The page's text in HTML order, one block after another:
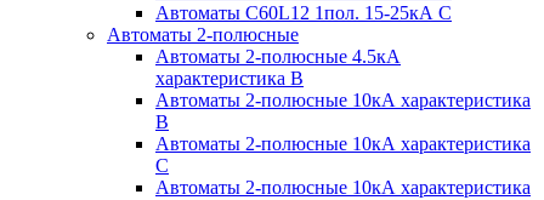
Автоматы С60L12 1пол. 15-25кА С
Автоматы 2-полюсные
Автоматы 2-полюсные 4.5кА
характеристика В
Автоматы 2-полюсные 10кА характеристика
B
Автоматы 2-полюсные 10кА характеристика
C
Автоматы 2-полюсные 10кА характеристика